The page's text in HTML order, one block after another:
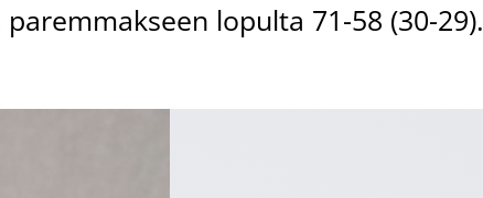
lopulta 71-58 (30-29).